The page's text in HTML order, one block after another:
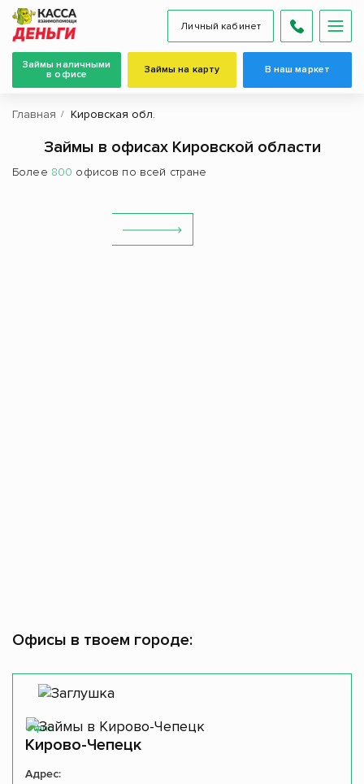
Личный кабинет
Займы наличными
в офисе
Займы на карту В наш маркет
Главная Кировская обл.
Займы в офисах Кировской области
Более 800 офисов по всей стране
Офисы в твоем городе:
Офис
Кирово-Чепецк
Адрес: